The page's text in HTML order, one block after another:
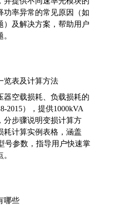
功率异常的常见原因（如
）及解决方案，帮助用户
览表及计算方法
器空载损耗、负载损耗的
2015），提供1000kVA
分步骤说明变损计算方
耗计算实例表格，涵盖
号参数，指导用户快速掌
哪些